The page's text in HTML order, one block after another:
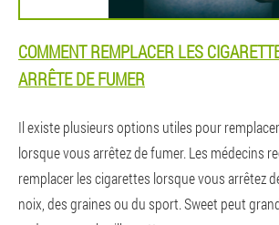
COMMENT REMPLACER LES
ARRÊTE DE FUMER
Il existe plusieurs options utiles pour
lorsque vous arrêtez de fumer. Les médecins
remplacer les cigarettes lorsque vous arrêtez
noix, des graines ou du sport. Sweet peut